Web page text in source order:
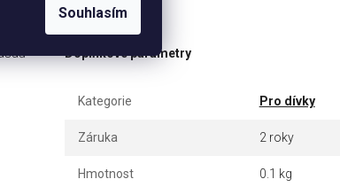
Souhlasím
Doplňkové parametry
Kategorie Pro dívky
Záruka 2 roky
Hmotnost 0.1 kg